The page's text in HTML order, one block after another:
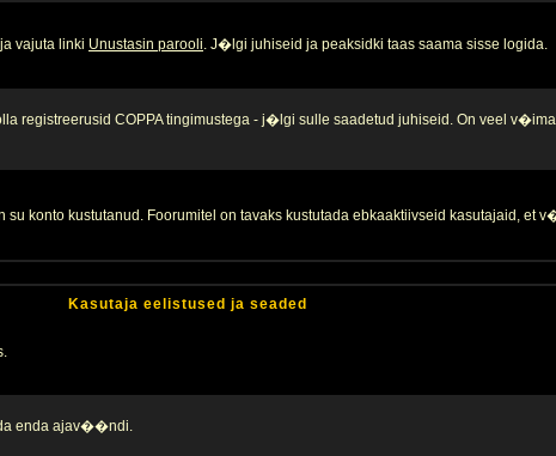
vajuta linki Unustasin parooli. J�lgi juhiseid ja peaksidki taas saama sisse logida.
COPPA tingimustega - j�lgi sulle saadetud juhiseid. On veel
konto kustutanud. Foorumitel on tavaks kustutada ebkaaktiivseid kasutajaid, et
Kasutaja eelistused ja seaded
enda ajav��ndi.